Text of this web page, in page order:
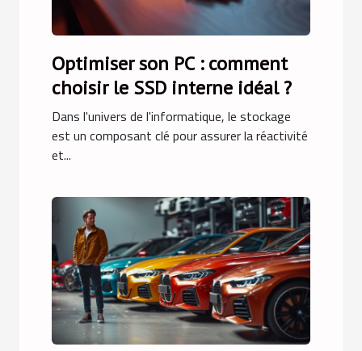
Optimiser son PC : comment
choisir le SSD interne idéal ?
Dans l'univers de l'informatique, le stockage
est un composant clé pour assurer la réactivité
et...